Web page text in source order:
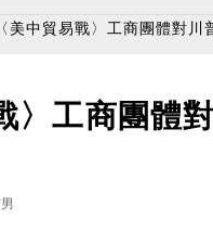
美中貿易戰〉工商團體對川
〉工商團體